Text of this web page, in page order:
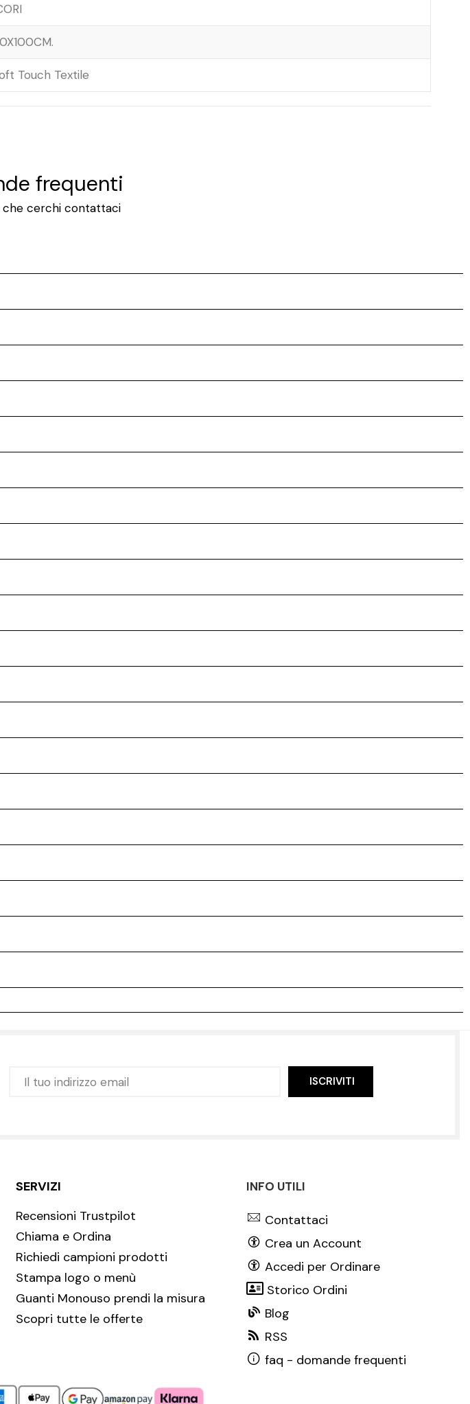
Touch Textile
frequenti
che cerchi contattaci
ISCRIVITI
SERVIZI
Recensioni Trustpilot
Chiama e Ordina
Richiedi campioni prodotti
Stampa logo o menù
Guanti Monouso prendi la misura
Scopri tutte le offerte
INFO UTILI
Contattaci
Crea un Account
Accedi per Ordinare
Storico Ordini
Blog
RSS
faq - domande frequenti